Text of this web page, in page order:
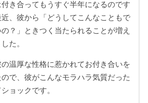
き合ってもうすぐ半年になるのです
近、彼から「どうしてこんなこともで
の？」ときつく当たられることが増え
た。
温厚な性格に惹かれてお付き合いを
で、彼がこんなモラハラ気質だった
ョックです。